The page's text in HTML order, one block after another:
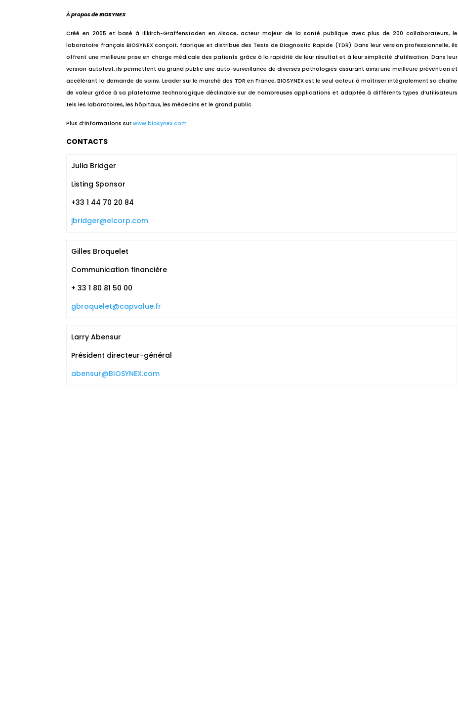
À propos de BIOSYNEX
Créé en 2005 et basé à Illkirch-Graffenstaden en Alsace, acteur majeur de la santé publique avec plus de 200 collaborateurs, le
laboratoire français BIOSYNEX conçoit, fabrique et distribue des Tests de Diagnostic Rapide (TDR). Dans leur version professionnelle, ils
offrent une meilleure prise en charge médicale des patients grâce à la rapidité de leur résultat et à leur simplicité d’utilisation. Dans leur
version autotest, ils permettent au grand public une auto-surveillance de diverses pathologies assurant ainsi une meilleure prévention et
accélérant la demande de soins. Leader sur le marché des TDR en France, BIOSYNEX est le seul acteur à maîtriser intégralement sa chaîne
de valeur grâce à sa plateforme technologique déclinable sur de nombreuses applications et adaptée à différents types d’utilisateurs
tels les laboratoires, les hôpitaux, les médecins et le grand public.
Plus d’informations sur www.biosynex.com
CONTACTS
Julia Bridger
Listing Sponsor
+33 1 44 70 20 84
jbridger@elcorp.com
Gilles Broquelet
Communication financière
+ 33 1 80 81 50 00
gbroquelet@capvalue.fr
Larry Abensur
Président directeur-général
abensur@BIOSYNEX.com